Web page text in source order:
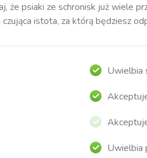
że psiaki ze schronisk już wiele
istota, za którą będziesz
Uwielbia
Uwielbia